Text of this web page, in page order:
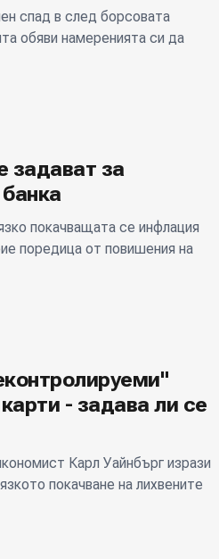
спад в след борсовата
обяви намеренията си да
задават за
покачващата се инфлация
поредица от повишения на
- задава ли се
Карл Уайнбърг изрази
покачване на лихвените